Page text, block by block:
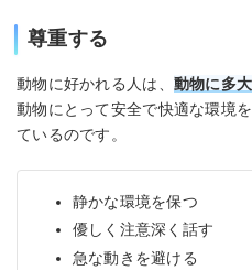
尊重する
動物に好かれる人は、 動物に多
動物にとって安全で快適な環境
ているのです。
静かな環境を保つ
優しく注意深く話す
急な動きを避ける